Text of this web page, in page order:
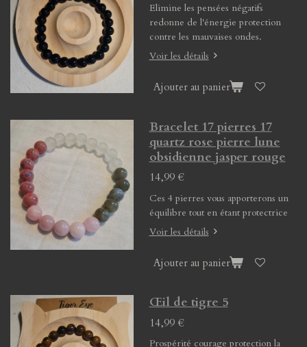
Elimine les pensées négatifs
redonne de l'énergie protection
contre les mauvaises ondes.
Voir les détails
Ajouter au panier
Bracelet 17 pierres 17
quartz rose pierre lune
obsidienne jasper rouge
14,99 €
Ces 4 pierres vous apporterons un
équilibre tout en étant protectrice
Voir les détails
Ajouter au panier
Œil de tigre 5
14,99 €
Prospérité courage protection la